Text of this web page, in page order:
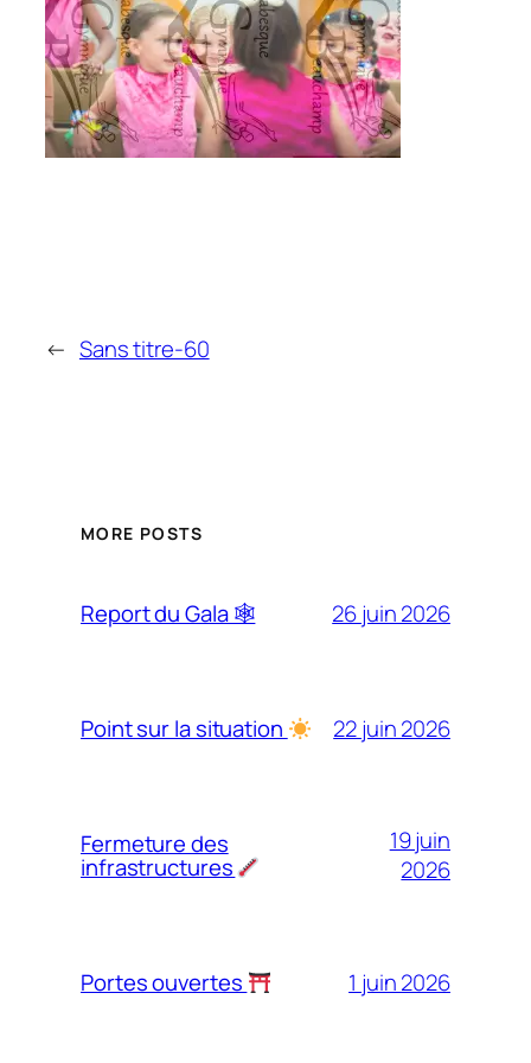
← Sans titre-60
MORE POSTS
Report du Gala 🕸 26 juin 2026
Point sur la situation 22 juin 2026
Fermeture des
infrastructures
19 juin
2026
Portes ouvertes 1 juin 2026